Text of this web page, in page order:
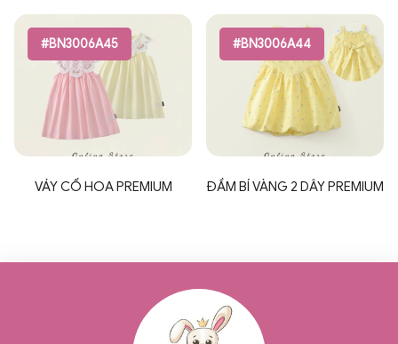
#BN3006A45
VÁY CỔ HOA PREMIUM
#BN3006A44
ĐẦM BÍ VÀNG 2 DÂY PREMIUM